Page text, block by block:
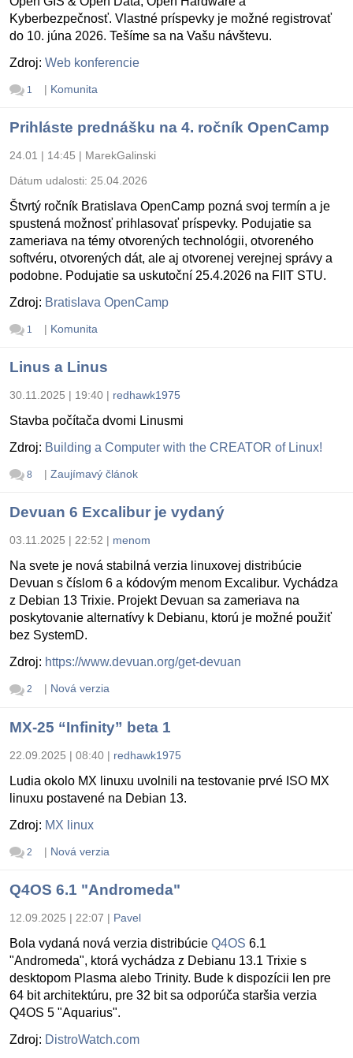
Kyberbezpečnosť. Vlastné príspevky je možné registrovať
do 10. júna 2026. Tešíme sa na Vašu návštevu.
Zdroj: Web konferencie
1 | Komunita
Prihláste prednášku na 4. ročník OpenCamp
24.01 | 14:45 | MarekGalinski
Dátum udalosti: 25.04.2026
Štvrtý ročník Bratislava OpenCamp pozná svoj termín a je
spustená možnosť prihlasovať príspevky. Podujatie sa
zameriava na témy otvorených technológii, otvoreného
softvéru, otvorených dát, ale aj otvorenej verejnej správy a
podobne. Podujatie sa uskutoční 25.4.2026 na FIIT STU.
Zdroj: Bratislava OpenCamp
1 | Komunita
Linus a Linus
30.11.2025 | 19:40 | redhawk1975
Stavba počítača dvomi Linusmi
Zdroj: Building a Computer with the CREATOR of Linux!
8 | Zaujímavý článok
Devuan 6 Excalibur je vydaný
03.11.2025 | 22:52 | menom
Na svete je nová stabilná verzia linuxovej distribúcie
Devuan s číslom 6 a kódovým menom Excalibur. Vychádza
z Debian 13 Trixie. Projekt Devuan sa zameriava na
poskytovanie alternatívy k Debianu, ktorú je možné použiť
bez SystemD.
Zdroj: https://www.devuan.org/get-devuan
2 | Nová verzia
MX-25 “Infinity” beta 1
22.09.2025 | 08:40 | redhawk1975
Ludia okolo MX linuxu uvolnili na testovanie prvé ISO MX
linuxu postavené na Debian 13.
Zdroj: MX linux
2 | Nová verzia
Q4OS 6.1 "Andromeda"
12.09.2025 | 22:07 | Pavel
Bola vydaná nová verzia distribúcie Q4OS 6.1
"Andromeda", ktorá vychádza z Debianu 13.1 Trixie s
desktopom Plasma alebo Trinity. Bude k dispozícii len pre
64 bit architektúru, pre 32 bit sa odporúča staršia verzia
Q4OS 5 "Aquarius".
Zdroj: DistroWatch.com